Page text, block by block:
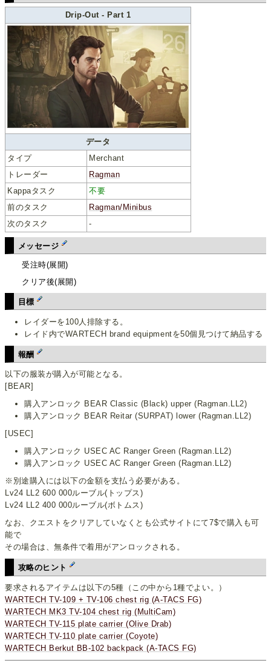
Drip-Out - Part 1
データ
タイプ
Merchant
トレーダー
Ragman
Kappaタスク
不要
前のタスク
Ragman/Minibus
次のタスク
-
メッセージ
受注時(展開)
クリア後(展開)
目標
レイダーを100人排除する。
レイド内でWARTECH brand equipmentを50個見つけて納品する
報酬
以下の服装が購入が可能となる。
[BEAR]
購入アンロック BEAR Classic (Black) upper (Ragman.LL2)
購入アンロック BEAR Reitar (SURPAT) lower (Ragman.LL2)
[USEC]
購入アンロック USEC AC Ranger Green (Ragman.LL2)
購入アンロック USEC AC Ranger Green (Ragman.LL2)
※別途購入には以下の金額を支払う必要がある。
Lv24 LL2 600 000ルーブル(トップス)
Lv24 LL2 400 000ルーブル(ボトムス)
なお、クエストをクリアしていなくとも公式サイトにて7$で購入も可
能で
その場合は、無条件で着用がアンロックされる。
攻略のヒント
要求されるアイテムは以下の5種（この中から1種でよい。）
WARTECH TV-109 + TV-106 chest rig (A-TACS FG)
WARTECH MK3 TV-104 chest rig (MultiCam)
WARTECH TV-115 plate carrier (Olive Drab)
WARTECH TV-110 plate carrier (Coyote)
WARTECH Berkut BB-102 backpack (A-TACS FG)